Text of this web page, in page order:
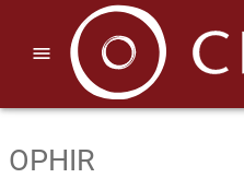
menu
OPHIR